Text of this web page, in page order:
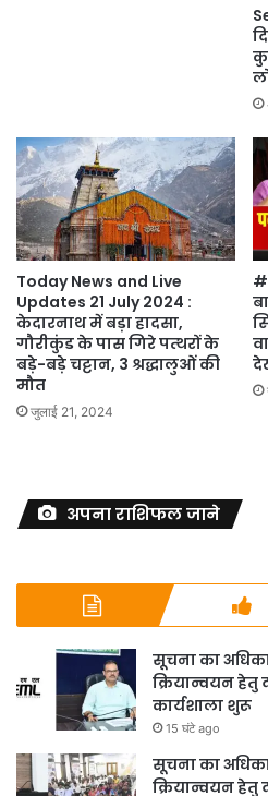
Today News and Live
Updates 21 July 2024 :
केदारनाथ में बड़ा हादसा,
गौरीकुंड के पास गिरे पत्थरों के
बड़े-बड़े चट्टान, 3 श्रद्धालुओं की
मौत
जुलाई 21, 2024
अपना राशिफल जाने
सूचना का
क्रियान्वयन हेतु
कार्यशाला शुरू
15 घंटे ago
सूचना का
क्रियान्वयन हेतु